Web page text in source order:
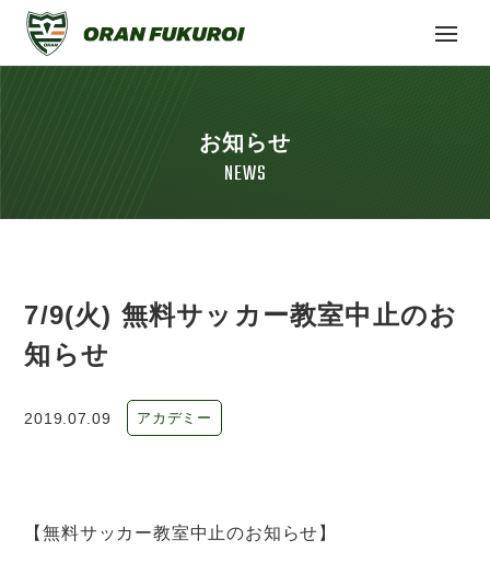
お知らせ
NEWS
7/9(火) 無料サッカー教室中止のお
知らせ
2019.07.09 アカデミー
【無料サッカー教室中止のお知らせ】